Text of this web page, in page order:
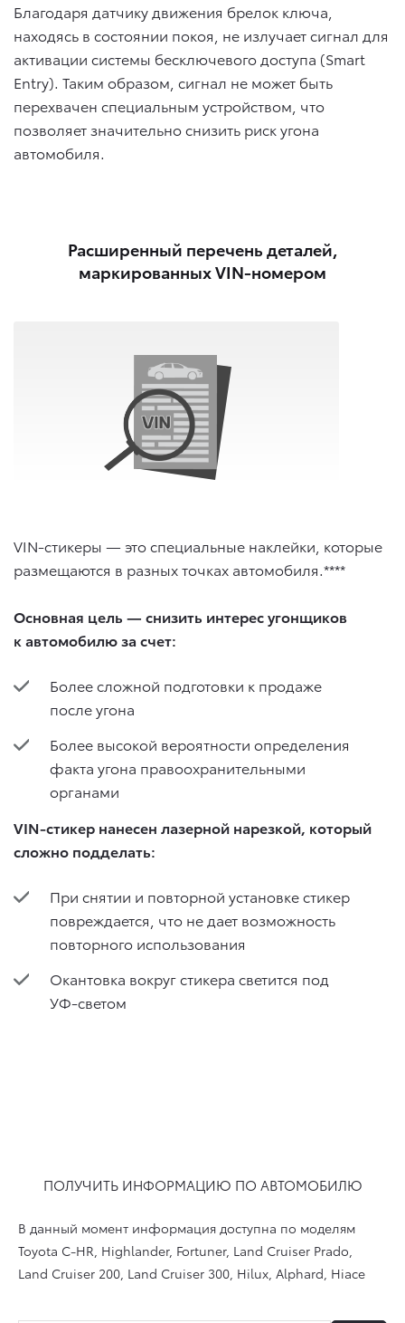
Благодаря датчику движения брелок ключа,
находясь в состоянии покоя, не излучает сигнал для
активации cистемы бесключевого доступа (Smart
Entry). Таким образом, сигнал не может быть
перехвачен специальным устройством, что
позволяет значительно снизить риск угона
автомобиля.
Расширенный перечень деталей,
маркированных VIN-номером
VIN-стикеры — это специальные наклейки, которые
размещаются в разных точках автомобиля.****
Основная цель — снизить интерес угонщиков
к автомобилю за счет:
Более сложной подготовки к продаже
после угона
Более высокой вероятности определения
факта угона правоохранительными
органами
VIN-стикер нанесен лазерной нарезкой, который
сложно подделать:
При снятии и повторной установке стикер
повреждается, что не дает возможность
повторного использования
Окантовка вокруг стикера светится под
УФ-светом